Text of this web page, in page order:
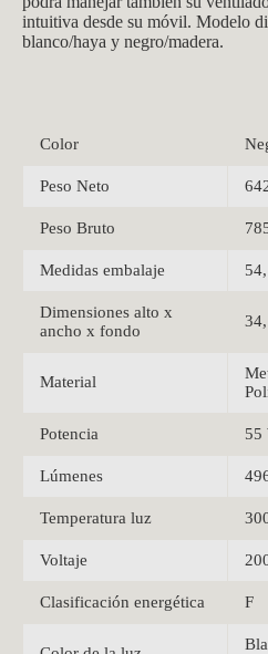
intuitiva desde su móvil. Modelo
blanco/haya y negro/madera.
Color
Peso Neto
Peso Bruto
Medidas embalaje
Dimensiones alto x
ancho x fondo
Material
Potencia 55
Lúmenes
Temperatura luz
Voltaje
Clasificación energética F